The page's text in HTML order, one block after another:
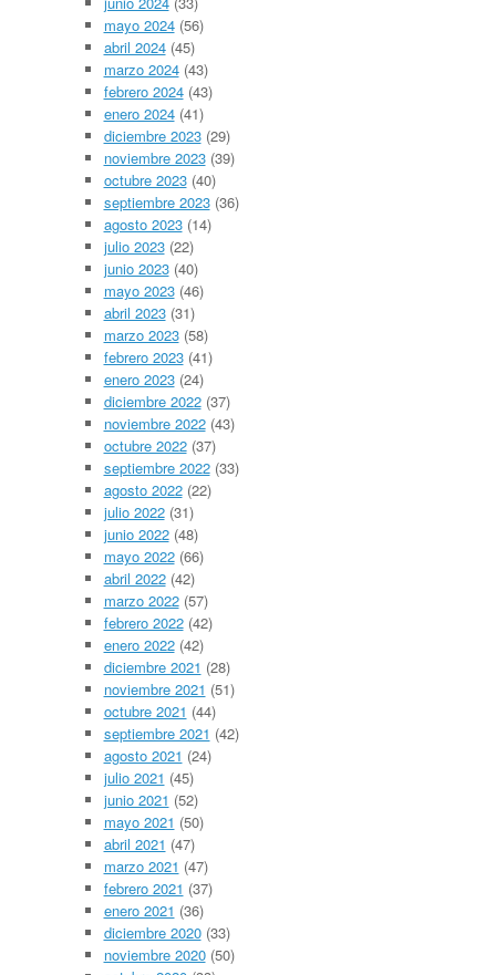
mayo 2024(56)
abril 2024(45)
marzo 2024(43)
febrero 2024(43)
enero 2024(41)
diciembre 2023(29)
noviembre 2023(39)
octubre 2023(40)
septiembre 2023(36)
agosto 2023(14)
julio 2023(22)
junio 2023(40)
mayo 2023(46)
abril 2023(31)
marzo 2023(58)
febrero 2023(41)
enero 2023(24)
diciembre 2022(37)
noviembre 2022(43)
octubre 2022(37)
septiembre 2022(33)
agosto 2022(22)
julio 2022(31)
junio 2022(48)
mayo 2022(66)
abril 2022(42)
marzo 2022(57)
febrero 2022(42)
enero 2022(42)
diciembre 2021 (28)
noviembre 2021 (51)
octubre 2021 (44)
septiembre 2021 (42)
agosto 2021 (24)
julio 2021 (45)
junio 2021 (52)
mayo 2021 (50)
abril 2021 (47)
marzo 2021 (47)
febrero 2021 (37)
enero 2021 (36)
diciembre 2020(33)
noviembre 2020(50)